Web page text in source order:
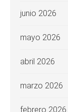
junio 2026
mayo 2026
abril 2026
marzo 2026
febrero 2026